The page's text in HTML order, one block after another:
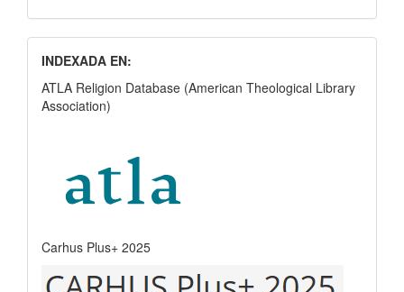
INDEXADA EN:
ATLA Religion Database (American Theological Library
Association)
Carhus Plus+ 2025